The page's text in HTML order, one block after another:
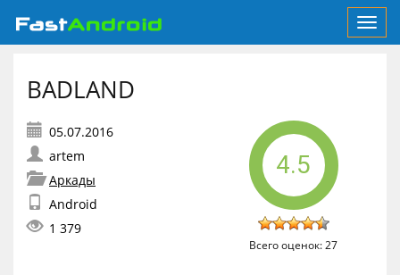
BADLAND
artem
Аркады
Android
1 379
4.5
Всего оценок:27